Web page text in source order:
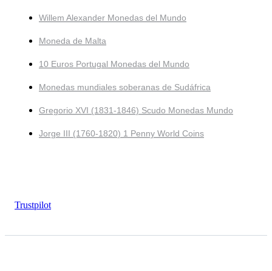
Willem Alexander Monedas del Mundo
Moneda de Malta
10 Euros Portugal Monedas del Mundo
Monedas mundiales soberanas de Sudáfrica
Gregorio XVI (1831-1846) Scudo Monedas Mundo
Jorge III (1760-1820) 1 Penny World Coins
Trustpilot